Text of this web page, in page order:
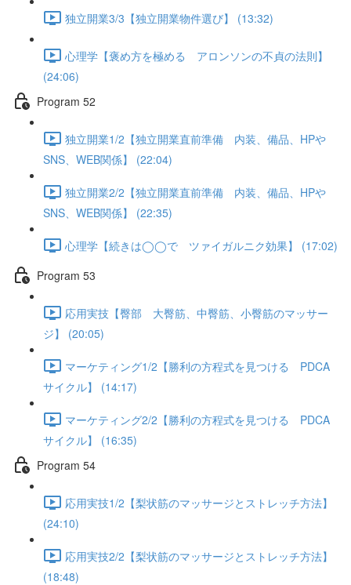
独立開業3/3【独立開業物件選び】 (13:32)
心理学【褒め方を極める アロンソンの不貞の法則】
(24:06)
Program 52
独立開業1/2【独立開業直前準備 内装、備品、HPや
SNS、WEB関係】 (22:04)
独立開業2/2【独立開業直前準備 内装、備品、HPや
SNS、WEB関係】 (22:35)
心理学【続きは◯◯で ツァイガルニク効果】 (17:02)
Program 53
応用実技【臀部 大臀筋、中臀筋、小臀筋のマッサー
ジ】 (20:05)
マーケティング1/2【勝利の方程式を見つける PDCA
サイクル】 (14:17)
マーケティング2/2【勝利の方程式を見つける PDCA
サイクル】 (16:35)
Program 54
応用実技1/2【梨状筋のマッサージとストレッチ方法】
(24:10)
応用実技2/2【梨状筋のマッサージとストレッチ方法】
(18:48)